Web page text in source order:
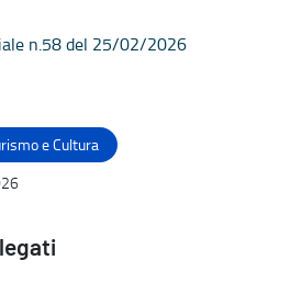
n.58 del 25/02/2026
e Cultura